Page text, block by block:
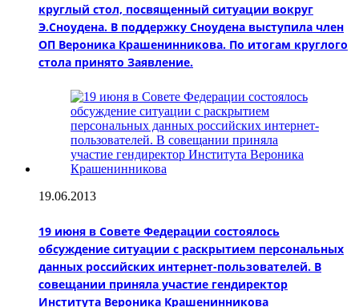
круглый стол, посвященный ситуации вокруг
Э.Сноудена. В поддержку Сноудена выступила член
ОП Вероника Крашенинникова. По итогам круглого
стола принято Заявление.
19.06.2013
19 июня в Совете Федерации состоялось
обсуждение ситуации с раскрытием персональных
данных российских интернет-пользователей. В
совещании приняла участие гендиректор
Института Вероника Крашенинникова